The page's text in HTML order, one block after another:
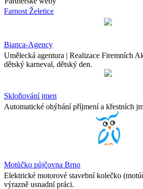
Farnost Želetice
Bianca-Agency
Umělecká agentura | Realizace Firemních
dětský karneval, dětský den.
Skloňování jmen
Automatické ohýbání příjmení a křestních
Motůčko půjčovna Brno
Elektrické motorové stavební kolečko
výrazně usnadní práci.